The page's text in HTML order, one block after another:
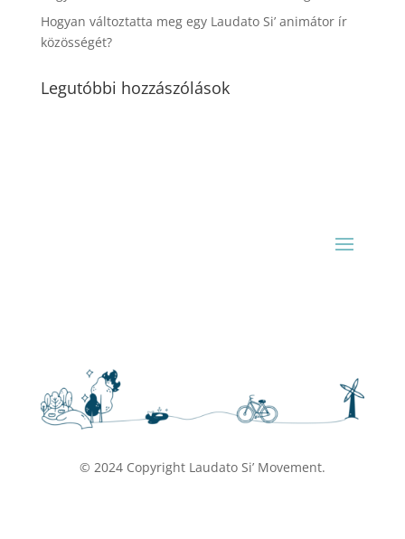
Hogyan változtatta meg egy Laudato Si’ animátor ír
közösségét?
Legutóbbi hozzászólások
© 2024 Copyright Laudato Si’ Movement.